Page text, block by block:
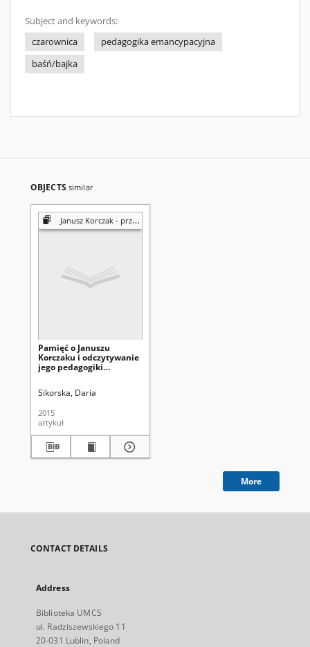
Subject and keywords:
czarownica
pedagogika emancypacyjna
baśń/bajka
OBJECTS similar
Janusz Korczak - przyjaciel dzieci : w nurcie rozważań pedagogicznych
Pamięć o Januszu
Korczaku i odczytywanie
jego pedagogiki
Sikorska, Daria
2015
artykuł
More
CONTACT DETAILS
Address
Biblioteka UMCS
ul. Radziszewskiego 11
20-031 Lublin, Poland